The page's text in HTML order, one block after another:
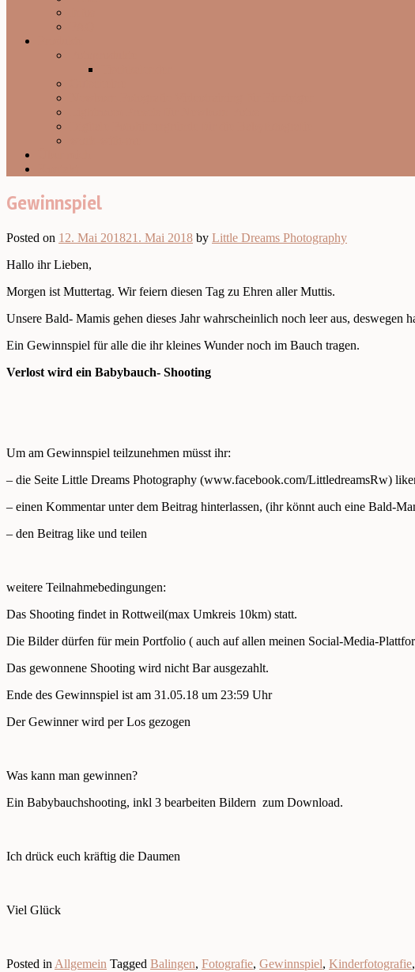
Gewinnspiel
Posted on 12. Mai 201821. Mai 2018 by Little Dreams Photography
Hallo ihr Lieben,
Morgen ist Muttertag. Wir feiern diesen Tag zu Ehren aller Muttis.
Unsere Bald- Mamis gehen dieses Jahr wahrscheinlich noch leer aus, deswegen
Ein Gewinnspiel für alle die ihr kleines Wunder noch im Bauch tragen.
Verlost wird ein Babybauch- Shooting
Um am Gewinnspiel teilzunehmen müsst ihr:
– die Seite Little Dreams Photography (www.facebook.com/LittledreamsRw)
– einen Kommentar unter dem Beitrag hinterlassen, (ihr könnt auch eine Bald-
– den Beitrag like und teilen
weitere Teilnahmebedingungen:
Das Shooting findet in Rottweil(max Umkreis 10km) statt.
Die Bilder dürfen für mein Portfolio ( auch auf allen meinen Social-Media-
Das gewonnene Shooting wird nicht Bar ausgezahlt.
Ende des Gewinnspiel ist am 31.05.18 um 23:59 Uhr
Der Gewinner wird per Los gezogen
Was kann man gewinnen?
Ein Babybauchshooting, inkl 3 bearbeiten Bildern zum Download.
Ich drück euch kräftig die Daumen
Viel Glück
Posted in Allgemein Tagged Balingen, Fotografie, Gewinnspiel, Kinderfotografie,